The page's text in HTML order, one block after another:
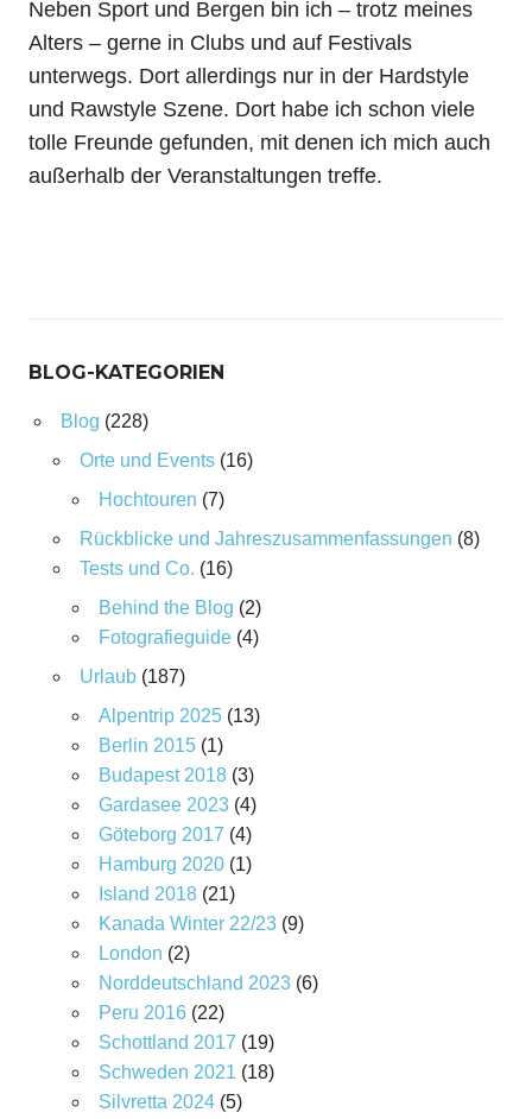
Neben Sport und Bergen bin ich – trotz meines
Alters – gerne in Clubs und auf Festivals
unterwegs. Dort allerdings nur in der Hardstyle
und Rawstyle Szene. Dort habe ich schon viele
tolle Freunde gefunden, mit denen ich mich auch
außerhalb der Veranstaltungen treffe.
BLOG-KATEGORIEN
Blog (228)
Orte und Events(16)
Hochtouren (7)
Rückblicke und Jahreszusammenfassungen (8)
Tests und Co. (16)
Behind the Blog (2)
Fotografieguide(4)
Urlaub(187)
Alpentrip 2025(13)
Berlin 2015(1)
Budapest 2018(3)
Gardasee 2023(4)
Göteborg 2017 (4)
Hamburg 2020(1)
Island 2018(21)
Kanada Winter 22/23(9)
London (2)
Norddeutschland 2023(6)
Peru 2016(22)
Schottland 2017 (19)
Schweden 2021 (18)
Silvretta 2024(5)